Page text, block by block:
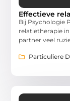
Effectieve
Bij Psychologie
relatietherapie
partner veel
Particuliere